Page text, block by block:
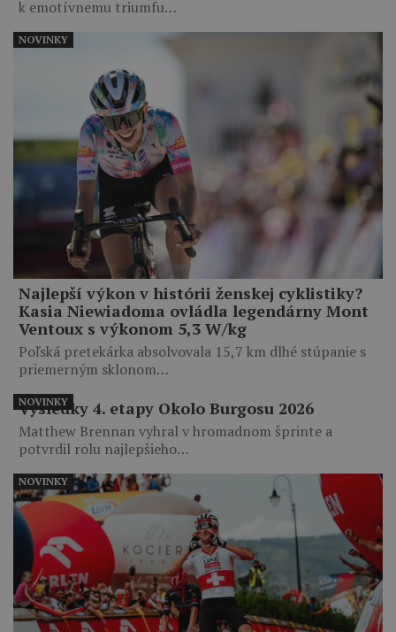
k emotívnemu triumfu…
Najlepší výkon v histórii ženskej cyklistiky?
Kasia Niewiadoma ovládla legendárny Mont
Ventoux s výkonom 5,3 W/kg
Poľská pretekárka absolvovala 15,7 km dlhé stúpanie s
priemerným sklonom…
NOVINKY
Výsledky 4. etapy Okolo Burgosu 2026
Matthew Brennan vyhral v hromadnom šprinte a
potvrdil rolu najlepšieho…
NOVINKY
NOVINKY